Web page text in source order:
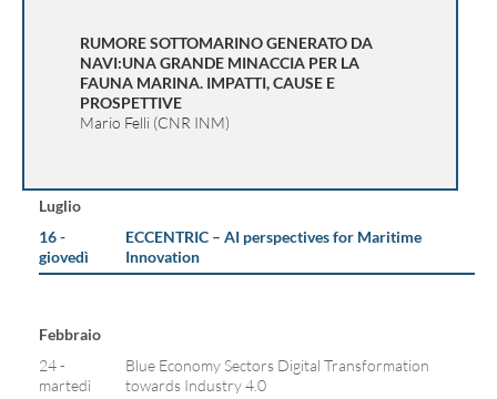
RUMORE SOTTOMARINO GENERATO DA
NAVI:UNA GRANDE MINACCIA PER LA
FAUNA MARINA. IMPATTI, CAUSE E
PROSPETTIVE
Mario Felli (CNR INM)
Luglio
16 -
giovedì
ECCENTRIC – AI perspectives for Maritime
Innovation
Febbraio
24 -
martedì
Blue Economy Sectors Digital Transformation
towards Industry 4.0